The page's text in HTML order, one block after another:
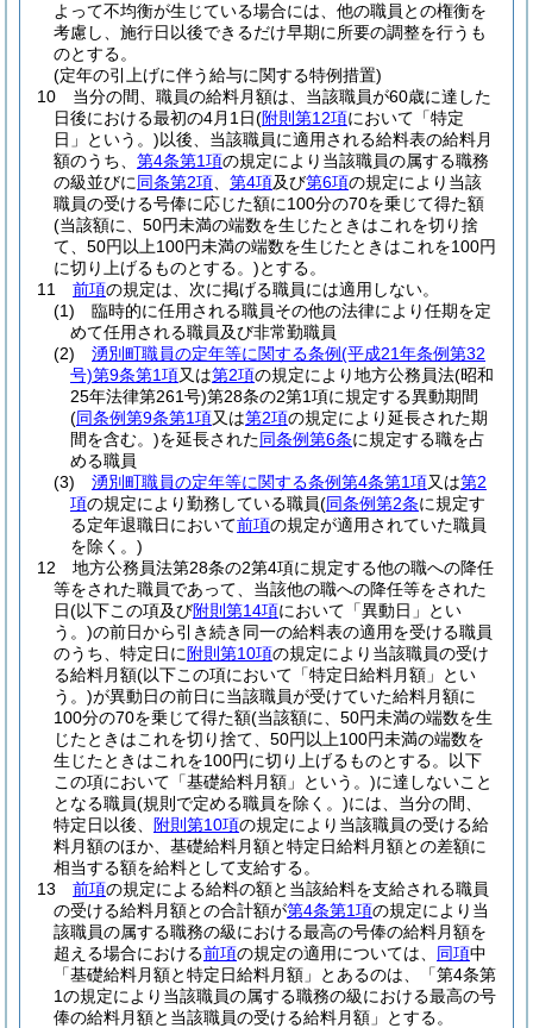
よって不均衡が生じている場合には、他の職員との権衡を
考慮し、施行日以後できるだけ早期に所要の調整を行うも
のとする。
(定年の引上げに伴う給与に関する特例措置)
10
当分の間、職員の給料月額は、当該職員が60歳に達した
日後における最初の4月1日(附則第12項において「特定
日」という。)以後、当該職員に適用される給料表の給料月
額のうち、 第4条第1項の規定により当該職員の属する職務
の級並びに同条第2項 第4項及び第6項の規定により当該
職員の受ける号俸に応じた額に100分の70を乗じて得た額
(当該額に、50円未満の端数を生じたときはこれを切り捨
て、50円以上100円未満の端数を生じたときはこれを100円
に切り上げるものとする。)とする。
11
前項の規定は、次に掲げる職員には適用しない。
(1)
臨時的に任用される職員その他の法律により任期を定
めて任用される職員及び非常勤職員
(2)
湧別町職員の定年等に関する条例(平成21年条例第32
号)第9条第1項又は第2項の規定により地方公務員法(昭和
25年法律第261号)第28条の2第1項に規定する異動期間
(同条例第9条第1項又は第2項の規定により延長された期
間を含む。)を延長された同条例第6条に規定する職を占
める職員
(3)
湧別町職員の定年等に関する条例第4条第1項又は第2
項の規定により勤務している職員(同条例第2条に規定す
る定年退職日において前項の規定が適用されていた職員
を除く。)
12
地方公務員法第28条の2第4項に規定する他の職への降任
等をされた職員であって、当該他の職への降任等をされた
日(以下この項及び附則第14項において「異動日」とい
う。)の前日から引き続き同一の給料表の適用を受ける職員
のうち、特定日に 附則第10項の規定により当該職員の受け
る給料月額(以下この項において「特定日給料月額」とい
う。)が異動日の前日に当該職員が受けていた給料月額に
100分の70を乗じて得た額(当該額に、50円未満の端数を生
じたときはこれを切り捨て、50円以上100円未満の端数を
生じたときはこれを100円に切り上げるものとする。以下
この項において「基礎給料月額」という。)に達しないこと
となる職員(規則で定める職員を除く。)には、当分の間、
特定日以後、
附則第10項の規定により当該職員の受ける給
料月額のほか、基礎給料月額と特定日給料月額との差額に
相当する額を給料として支給する。
13
前項の規定による給料の額と当該給料を支給される職員
の受ける給料月額との合計額が第4条第1項の規定により当
該職員の属する職務の級における最高の号俸の給料月額を
超える場合における前項の規定の適用については、 同項中
「基礎給料月額と特定日給料月額」とあるのは、「第4条第
1の規定により当該職員の属する職務の級における最高の号
俸の給料月額と当該職員の受ける給料月額」とする。